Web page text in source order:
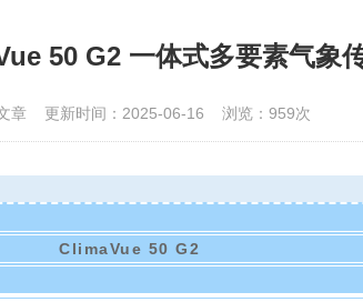
50 G2 一体式多要素气象
章 更新时间：2025-06-16 浏览：959次
ClimaVue 50 G2